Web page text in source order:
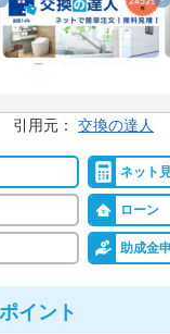
今すぐ電話で相談する
0120-12-4353
ん の基本情報
株式会社交換できるく
栗原将
1998年11月13日設立
引用元： 交換の達人
ネット
ローン
助成金
イント